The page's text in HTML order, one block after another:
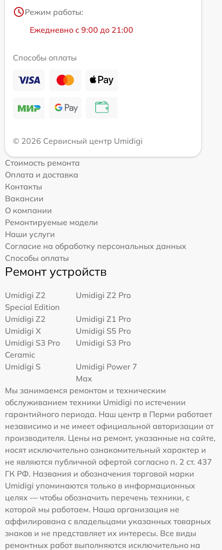
Режим работы:
Ежедневно с 9:00 до 21:00
Способы оплаты
© 2026 Сервисный центр Umidigi
Стоимость ремонта
Оплата и доставка
Контакты
Вакансии
О компании
Ремонтируемые модели
Наши услуги
Согласие на обработку персональных данных
Способы оплаты
Ремонт устройств
Umidigi Z2
Special Edition
Umidigi Z2 Pro
Umidigi Z2
Umidigi Z1 Pro
Umidigi X
Umidigi S5 Pro
Umidigi S3 Pro
Ceramic
Umidigi S3 Pro
Umidigi S
Umidigi Power 7
Max
Мы занимаемся ремонтом и техническим
обслуживанием техники Umidigi по истечении
гарантийного периода. Наш центр в Перми работает
независимо и не имеет официальной авторизации от
производителя. Цены на ремонт, указанные на сайте,
носят исключительно ознакомительный характер и
не являются публичной офертой согласно п. 2 ст. 437
ГК РФ. Названия и обозначения торговой марки
Umidigi упоминаются только в информационных
целях — чтобы обозначить перечень техники, с
которой мы работаем. Наша организация не
аффилирована с владельцами указанных товарных
знаков и не представляет их интересы. Все виды
ремонтных работ выполняются исключительно на